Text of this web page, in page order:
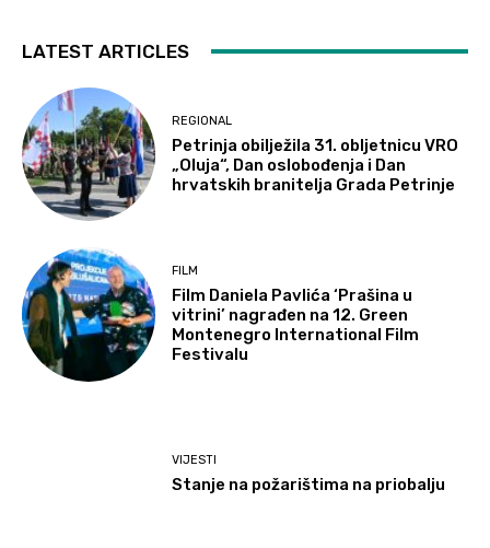
LATEST ARTICLES
REGIONAL
Petrinja obilježila 31. obljetnicu VRO
„Oluja“, Dan oslobođenja i Dan
hrvatskih branitelja Grada Petrinje
FILM
Film Daniela Pavlića ‘Prašina u
vitrini’ nagrađen na 12. Green
Montenegro International Film
Festivalu
VIJESTI
Stanje na požarištima na priobalju